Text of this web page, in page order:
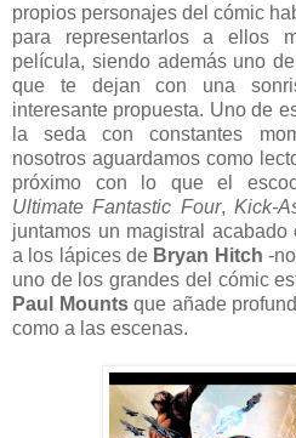
propios personajes del cómic
para representarlos a ellos
película, siendo además uno
que te dejan con una
interesante propuesta. Uno de
la seda con constantes
nosotros aguardamos como
próximo con lo que el
Ultimate Fantastic Four, Kick-
juntamos un magistral
a los lápices de Bryan Hitch -
uno de los grandes del cómic
Paul Mountsque añade
como a las escenas.